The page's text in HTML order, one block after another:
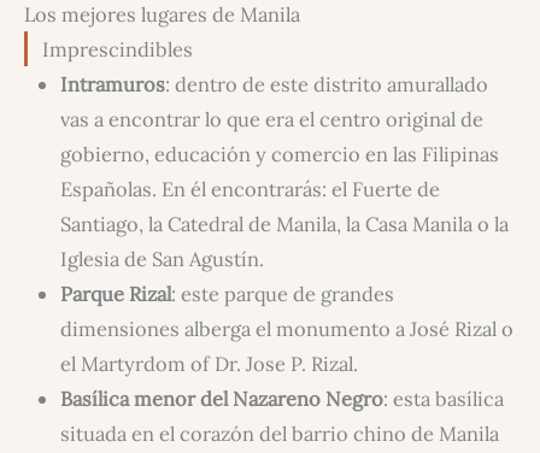
Los mejores lugares de Manila
Imprescindibles
Intramuros: dentro de este distrito amurallado
vas a encontrar lo que era el centro original de
gobierno, educación y comercio en las Filipinas
Españolas. En él encontrarás: el Fuerte de
Santiago, la Catedral de Manila, la Casa Manila o la
Iglesia de San Agustín.
Parque Rizal: este parque de grandes
dimensiones alberga el monumento a José Rizal o
el Martyrdom of Dr. Jose P. Rizal.
Basílica menor del Nazareno Negro: esta basílica
situada en el corazón del barrio chino de Manila